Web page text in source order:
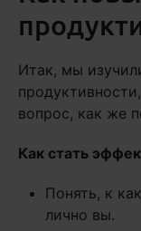
Итак, мы
вопрос, как же
Как стать
Понять, к
лично вы.